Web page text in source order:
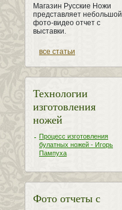
Магазин Русские Ножи
представляет небольшой
фото-видео отчет с
выставки.
все статьи
Технологии
изготовления
ножей
Процесс изготовления
булатных ножей - Игорь
Пампуха
Фото отчеты с